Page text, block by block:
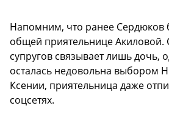
Напомним, что ранее Сердюков
общей приятельнице
супругов связывает лишь дочь,
осталась недовольна выбором
Ксении, приятельница даже
соцсетях.